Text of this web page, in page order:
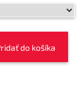
do košíka